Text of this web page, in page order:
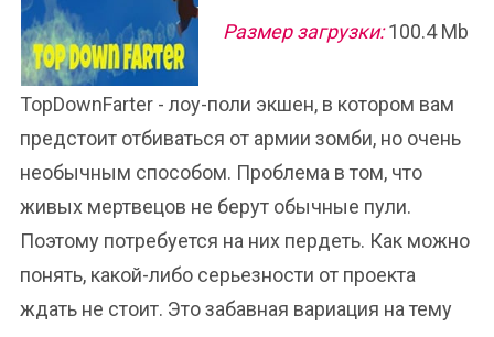
Размер загрузки:100.4 Mb
TopDownFarter - лоу-поли экшен, в котором вам
предстоит отбиваться от армии зомби, но очень
необычным способом. Проблема в том, что
живых мертвецов не берут обычные пули.
Поэтому потребуется на них пердеть. Как можно
понять, какой-либо серьезности от проекта
ждать не стоит. Это забавная вариация на тему